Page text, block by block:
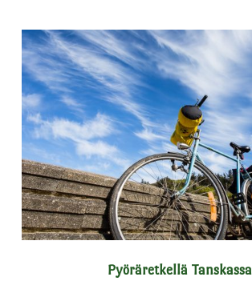
Pyöräretkellä Tanskassa